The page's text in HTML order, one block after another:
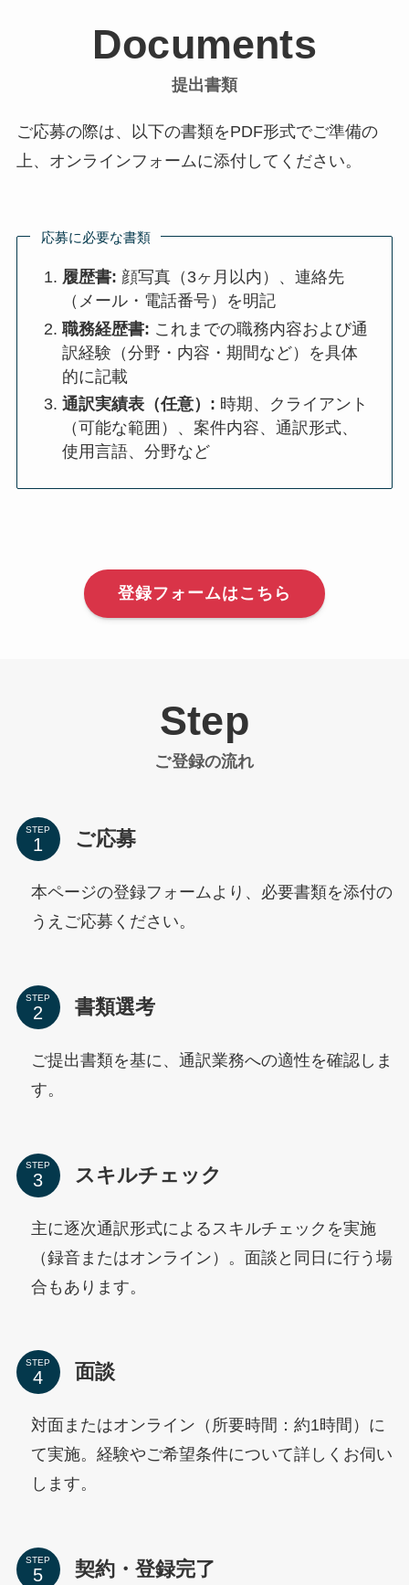
Documents
提出書類
ご応募の際は、以下の書類をPDF形式でご準備の
上、オンラインフォームに添付してください。
応募に必要な書類
履歴書: 顔写真（3ヶ月以内）、連絡先
（メール・電話番号）を明記
職務経歴書: これまでの職務内容および通
訳経験（分野・内容・期間など）を具体
的に記載
通訳実績表（任意）: 時期、クライアント
（可能な範囲）、案件内容、通訳形式、
使用言語、分野など
登録フォームはこちら
Step
ご登録の流れ
STEP ご応募
本ページの登録フォームより、必要書類を添付の
うえご応募ください。
STEP 書類選考
ご提出書類を基に、通訳業務への適性を確認しま
す。
STEP スキルチェック
主に逐次通訳形式によるスキルチェックを実施
（録音またはオンライン）。面談と同日に行う場
合もあります。
STEP 面談
対面またはオンライン（所要時間：約1時間）に
て実施。経験やご希望条件について詳しくお伺い
します。
STEP 契約・登録完了